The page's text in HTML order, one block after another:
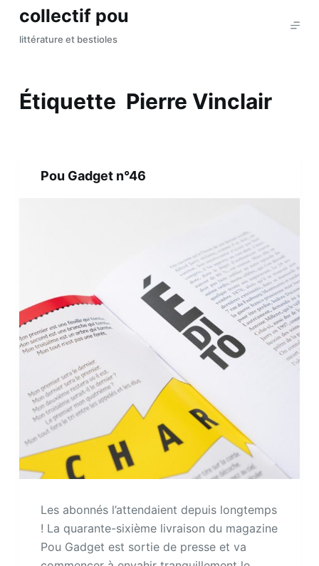
P
a
e
collectif pou
littérature et bestioles
Étiquette Pierre Vinclair
Pou Gadget n°46
Les abonnés l’attendaient depuis longtemps
! La quarante-sixième livraison du magazine
Pou Gadget est sortie de presse et va